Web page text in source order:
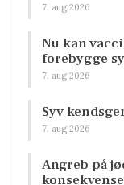
7. aug 2026
Nu kan
forebygge
7. aug 2026
Syv
7. aug 2026
Angreb på